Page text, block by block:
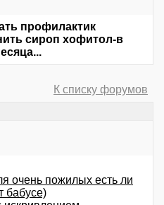
профилактик
сироп хофитол-в
К списку форумов
очень пожилых есть ли
бабусе)